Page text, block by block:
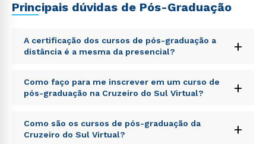
Principais dúvidas de Pós-Graduação
A certificação dos cursos de pós-graduação a
distância é a mesma da presencial?
+
Sed ut perspiciatis unde omnis iste natus error sit
voluptatem accusantium doloremque laudantium,
totam rem aperiam, eaque ipsa quae ab illo inventore
explicabo. Nemo enim ipsam voluptatem quia
voluptas sit aspernatur aut odit aut fugit, sed quia
Como faço para me inscrever em um curso de
pós-graduação na Cruzeiro do Sul Virtual?
+
Sed ut perspiciatis unde omnis iste natus error sit
voluptatem accusantium doloremque laudantium,
Como são os cursos de pós-graduação da
Cruzeiro do Sul Virtual?
+